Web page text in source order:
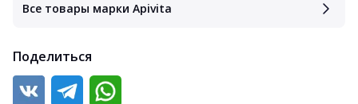
Все товары марки Apivita
Поделиться